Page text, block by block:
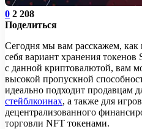
0 2 208
Поделиться
Сегодня мы вам расскажем,
себя вариант хранения
с данной криптовалютой, вам
высокой пропускной
идеально подходит продавцам
стейблкоинах, а также для
децентрализованного
торговли NFT токенами.